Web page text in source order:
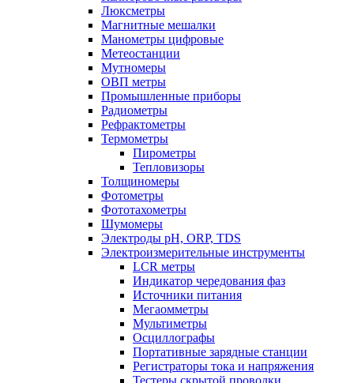
Люксметры
Магнитные мешалки
Манометры цифровые
Метеостанции
Мутномеры
ОВП метры
Промышленные приборы
Радиометры
Рефрактометры
Термометры
Пирометры
Тепловизоры
Толщиномеры
Фотометры
Фототахометры
Шумомеры
Электроды pH, ORP, TDS
Электроизмерительные инструменты
LCR метры
Индикатор чередования фаз
Источники питания
Мегаомметры
Мультиметры
Осциллографы
Портативные зарядные станции
Регистраторы тока и напряжения
Тестеры скрытой проводки